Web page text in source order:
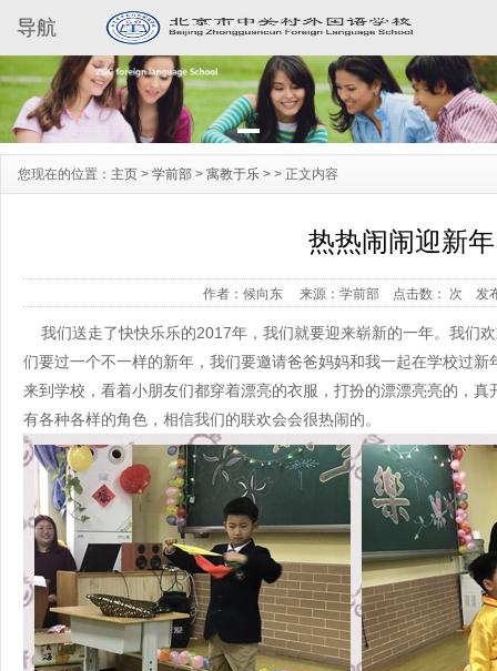
导航
您现在的位置： 主页 > 学前部 > 寓教于乐 > > 正文内容
热热闹闹迎新年
作者：候向东 来源：学前部 点击数： 次 发
我们送走了快快乐乐的2017年，我们就要迎来崭新的一年。我们
们要过一个不一样的新年，我们要邀请爸爸妈妈和我一起在学校过新
来到学校，看着小朋友们都穿着漂亮的衣服，打扮的漂漂亮亮的，
有各种各样的角色，相信我们的联欢会会很热闹的。